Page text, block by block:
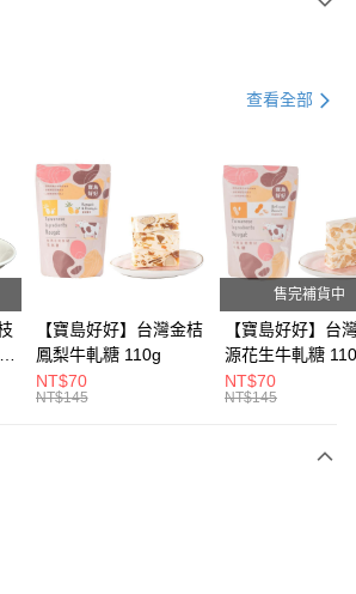
含以上)免運費
查看全部
【寶島好好】台灣金桔
鳳梨牛軋糖 110g
NT$70
NT$145
售完補貨中
【寶島好好】台
源花生牛軋糖
NT$70
NT$145